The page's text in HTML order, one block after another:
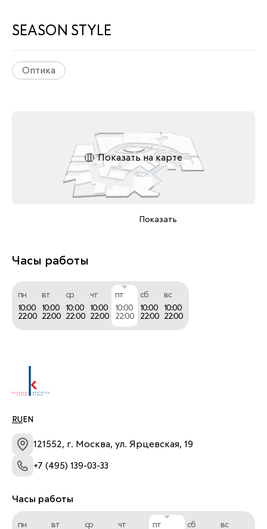
SEASON STYLE
Оптика
Показать на карте
Показать
Часы работы
пн
10:00
22:00
вт
10:00
22:00
ср
10:00
22:00
чт
10:00
22:00
пт
10:00
22:00
сб
10:00
22:00
вс
10:00
22:00
RU EN
121552, г. Москва, ул. Ярцевская, 19
+7 (495) 139-03-33
Часы работы
пн
вт
ср
чт
пт
сб
вс